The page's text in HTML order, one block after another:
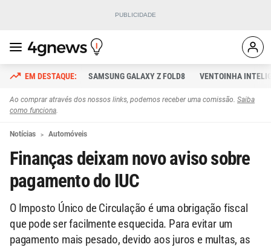
SAMSUNG GALAXY Z FOLD8 VENTOINHA
Ao comprar através dos nossos links, podemos receber uma comissão. Saiba
como funciona.
Notícias Automóveis
Finanças deixam novo aviso sobre
pagamento do IUC
O Imposto Único de Circulação é uma obrigação fiscal
que pode ser facilmente esquecida. Para evitar um
pagamento mais pesado, devido aos juros e multas, as